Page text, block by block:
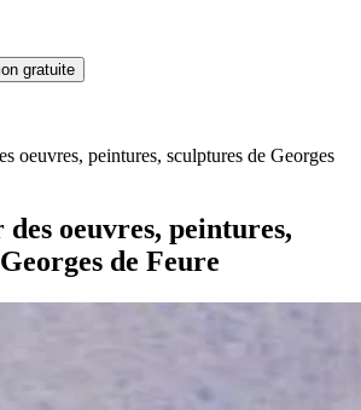
gratuite
oeuvres, peintures, sculptures de Georges
oeuvres, peintures,
de Feure